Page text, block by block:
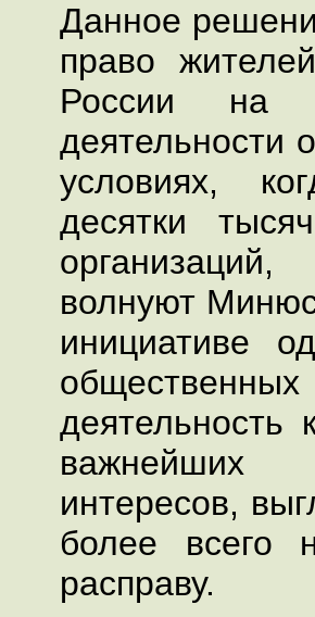
Данное
право
России на
деятельности
условиях,
десятки
волнуют
инициативе
деятельность
интересов,
более всего
расправу.